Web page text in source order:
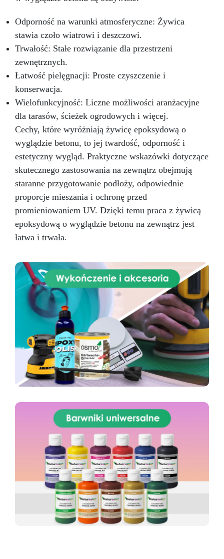
Odporność na warunki atmosferyczne: Żywica
stawia czoło wiatrowi i deszczowi.
Trwałość: Stałe rozwiązanie dla przestrzeni
zewnętrznych.
Łatwość pielęgnacji: Proste czyszczenie i
konserwacja.
Wielofunkcyjność: Liczne możliwości aranżacyjne
dla tarasów, ścieżek ogrodowych i więcej.
Cechy, które wyróżniają żywicę epoksydową o
wyglądzie betonu, to jej twardość, odporność i
estetyczny wygląd. Praktyczne wskazówki dotyczące
skutecznego zastosowania na zewnątrz obejmują
staranne przygotowanie podłoży, odpowiednie
proporcje mieszania i ochronę przed
promieniowaniem UV. Dzięki temu praca z żywicą
epoksydową o wyglądzie betonu na zewnątrz jest
łatwa i trwała.